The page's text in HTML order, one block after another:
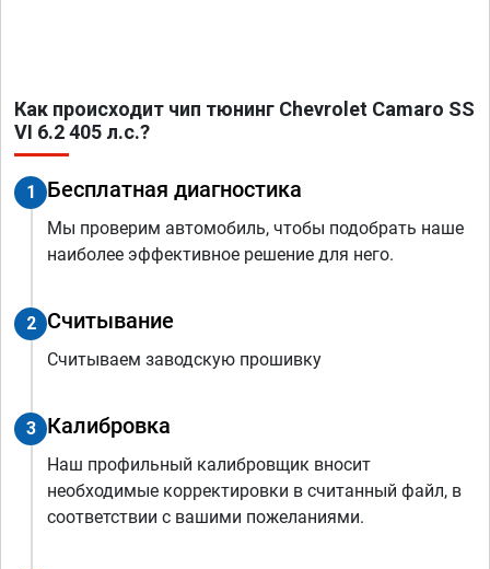
Как происходит чип тюнинг Chevrolet Camaro SS
VI 6.2 405 л.с.?
1 Бесплатная диагностика
Мы проверим автомобиль, чтобы подобрать наше
наиболее эффективное решение для него.
2 Считывание
Считываем заводскую прошивку
3 Калибровка
Наш профильный калибровщик вносит
необходимые корректировки в считанный файл, в
соответствии с вашими пожеланиями.